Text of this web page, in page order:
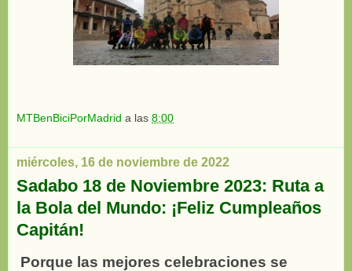
MTBenBiciPorMadrid a las 8:00
miércoles, 16 de noviembre de 2022
Sadabo 18 de Noviembre 2023: Ruta a
la Bola del Mundo: ¡Feliz Cumpleaños
Capitán!
Porque las mejores celebraciones se